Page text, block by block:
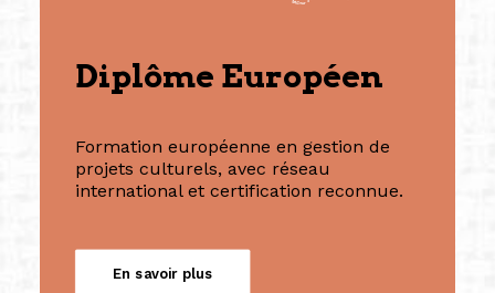
Diplôme Européen
Formation européenne en gestion de
projets culturels, avec réseau
international et certification reconnue.
En savoir plus